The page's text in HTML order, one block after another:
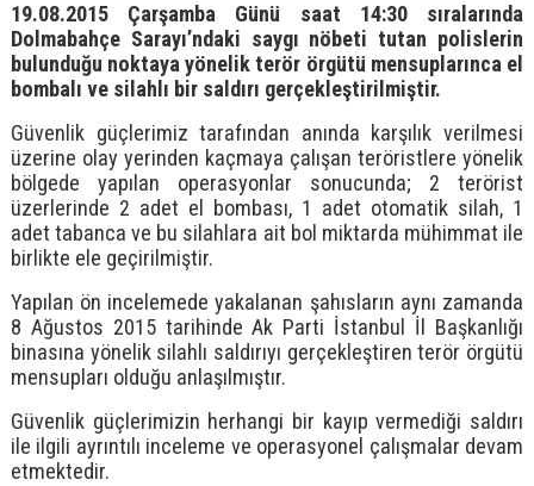
19.08.2015 Çarşamba Günü saat 14:30 sıralarında
Dolmabahçe Sarayı’ndaki saygı nöbeti tutan polislerin
bulunduğu noktaya yönelik terör örgütü mensuplarınca el
bombalı ve silahlı bir saldırı gerçekleştirilmiştir.
Güvenlik güçlerimiz tarafından anında karşılık verilmesi
üzerine olay yerinden kaçmaya çalışan teröristlere yönelik
bölgede yapılan operasyonlar sonucunda; 2 terörist
üzerlerinde 2 adet el bombası, 1 adet otomatik silah, 1
adet tabanca ve bu silahlara ait bol miktarda mühimmat ile
birlikte ele geçirilmiştir.
Yapılan ön incelemede yakalanan şahısların aynı zamanda
8 Ağustos 2015 tarihinde Ak Parti İstanbul İl Başkanlığı
binasına yönelik silahlı saldırıyı gerçekleştiren terör örgütü
mensupları olduğu anlaşılmıştır.
Güvenlik güçlerimizin herhangi bir kayıp vermediği saldırı
ile ilgili ayrıntılı inceleme ve operasyonel çalışmalar devam
etmektedir.